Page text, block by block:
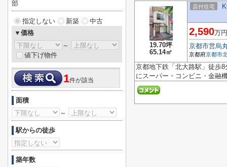
19.70坪
65.14㎡
店付住宅
2,590万
京都市営烏
京都府京都市
京都地下鉄「北大路駅」徒
にスーパー・コンビニ・金融
部
指定しない 新築
中古
▼価格
～
値下げ物件
1件が該当
面積
～
駅からの徒歩
築年数